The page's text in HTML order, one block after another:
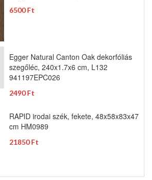
6500 Ft
Egger Natural Canton Oak dekorfóliás
szegőléc, 240x1.7x6 cm, L132
941197EPC026
2490 Ft
RAPID irodai szék, fekete, 48x58x83x47
cm HM0989
21850 Ft